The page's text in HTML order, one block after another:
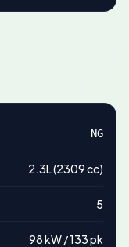
NG
2.3L (2309 cc)
5
98 kW / 133 pk